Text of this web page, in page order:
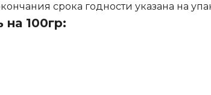
срока годности указана на
на 100гр: